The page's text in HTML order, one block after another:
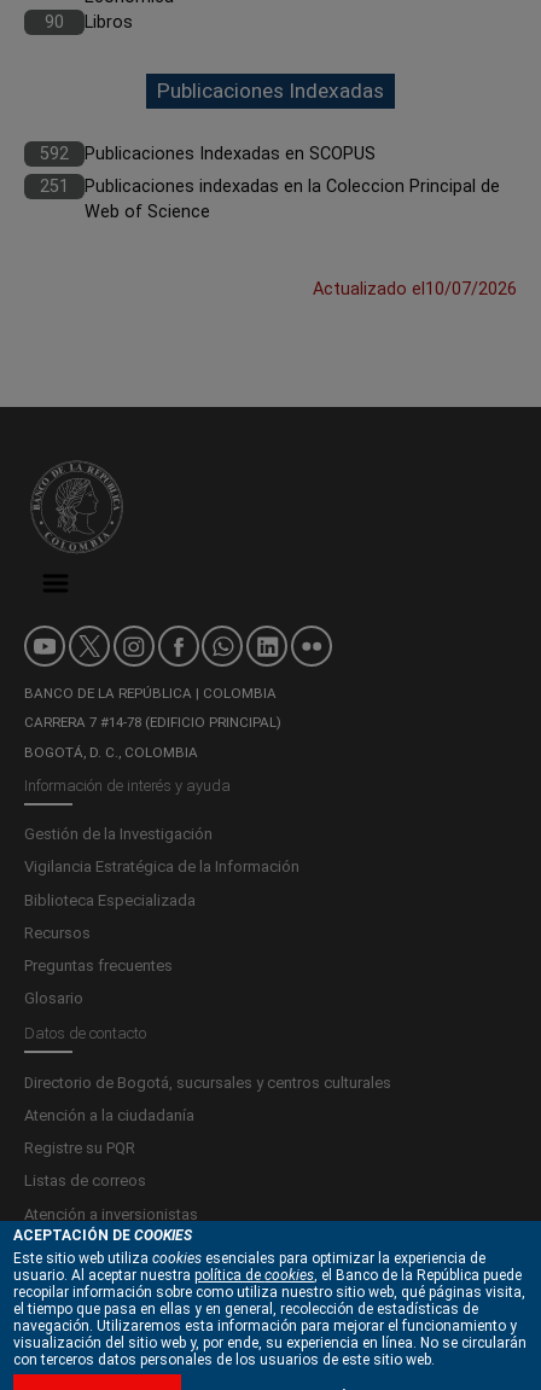
ACEPTACIÓN DECOOKIES
Este sitio web utilizacookies esenciales para optimizar la experiencia de
usuario. Al aceptar nuestrapolítica decookies, el Banco de la República puede
recopilar información sobre como utiliza nuestro sitio web, qué páginas visita,
el tiempo que pasa en ellas y en general, recolección de estadísticas de
navegación. Utilizaremos esta información para mejorar el funcionamiento y
visualización del sitio web y, por ende, su experiencia en línea. No se circularán
con terceros datos personales de los usuarios de este sitio web.
90
Libros
Publicaciones Indexadas
592
Publicaciones Indexadas en SCOPUS
251
Publicaciones indexadas en la Coleccion Principal de
Web of Science
Actualizado el 10/07/2026
BANCO DE LA REPÚBLICA | COLOMBIA
CARRERA 7 #14-78 (EDIFICIO PRINCIPAL)
BOGOTÁ, D. C., COLOMBIA
Información de interés y ayuda
Gestión de la Investigación
Vigilancia Estratégica de la Información
Biblioteca Especializada
Recursos
Preguntas frecuentes
Glosario
Datos de contacto
Directorio de Bogotá, sucursales y centros culturales
Atención a la ciudadanía
Registre su PQR
Listas de correos
Atención a inversionistas
Términos y condiciones
Política de privacidad y tratamiento de datos personales
Políticas de derechos de autor y Propiedad intelectual
Políticas de seguridad de la información